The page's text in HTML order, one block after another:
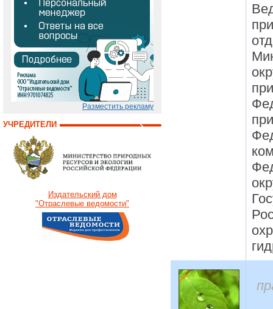
Разместить рекламу
УЧРЕДИТЕЛИ
Издательский дом
"Отраслевые ведомости"